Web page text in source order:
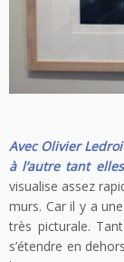
Avec Olivier
à l’autre tant
visualise assez
murs. Car il y a
très picturale.
s’étendre en